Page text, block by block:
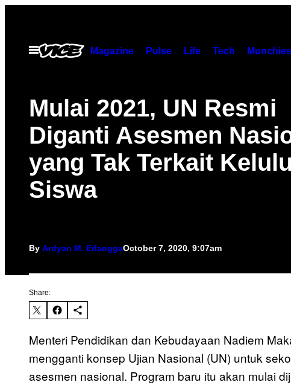
contentOpen
Menu
Magazine Pulse Life Tech Munchies
Mulai 2021, UN Resmi
Diganti Asesmen
yang Tak Terkait
Siswa
By Ardyan M. ErlanggaOctober 7, 2020, 9:07am
Share:
Menteri Pendidikan dan Kebudayaan Nadiem
mengganti konsep Ujian Nasional (UN) untuk
asesmen nasional. Program baru itu akan mulai